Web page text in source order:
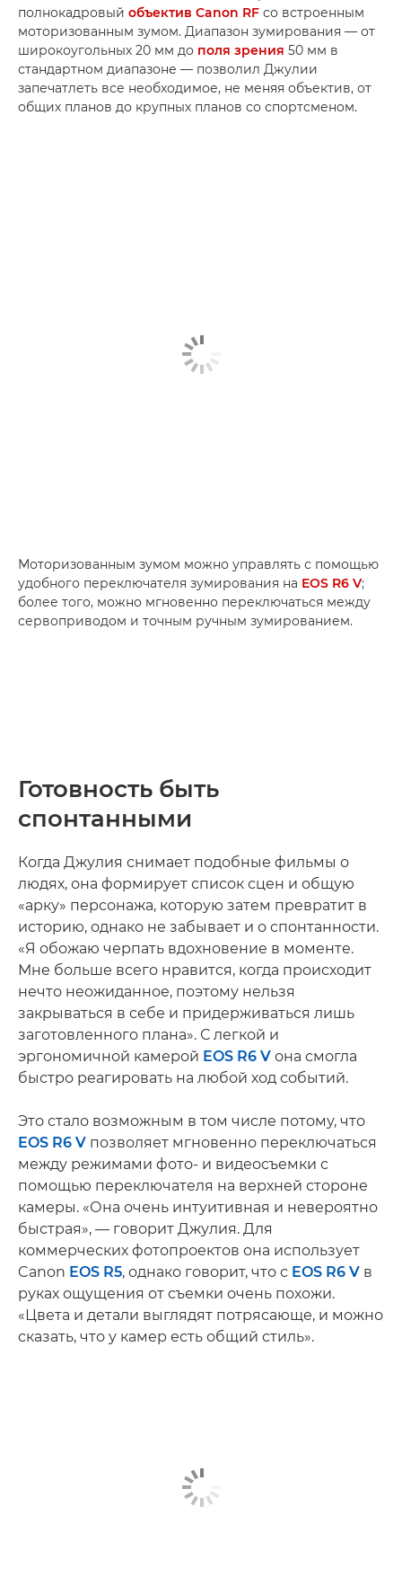
полнокадровый объектив Canon RF со встроенным
моторизованным зумом. Диапазон зумирования — от
широкоугольных 20 мм до поля зрения 50 мм в
стандартном диапазоне — позволил Джулии
запечатлеть все необходимое, не меняя объектив, от
общих планов до крупных планов со спортсменом.
Моторизованным зумом можно управлять с помощью
удобного переключателя зумирования на EOS R6 V;
более того, можно мгновенно переключаться между
сервоприводом и точным ручным зумированием.
Готовность быть
спонтанными
Когда Джулия снимает подобные фильмы о
людях, она формирует список сцен и общую
«арку» персонажа, которую затем превратит в
историю, однако не забывает и о спонтанности.
«Я обожаю черпать вдохновение в моменте.
Мне больше всего нравится, когда происходит
нечто неожиданное, поэтому нельзя
закрываться в себе и придерживаться лишь
заготовленного плана». С легкой и
эргономичной камерой EOS R6 V она смогла
быстро реагировать на любой ход событий.
Это стало возможным в том числе потому, что
EOS R6 V позволяет мгновенно переключаться
между режимами фото- и видеосъемки с
помощью переключателя на верхней стороне
камеры. «Она очень интуитивная и невероятно
быстрая», — говорит Джулия. Для
коммерческих фотопроектов она использует
Canon EOS R5, однако говорит, что с EOS R6 V в
руках ощущения от съемки очень похожи.
«Цвета и детали выглядят потрясающе, и можно
сказать, что у камер есть общий стиль».